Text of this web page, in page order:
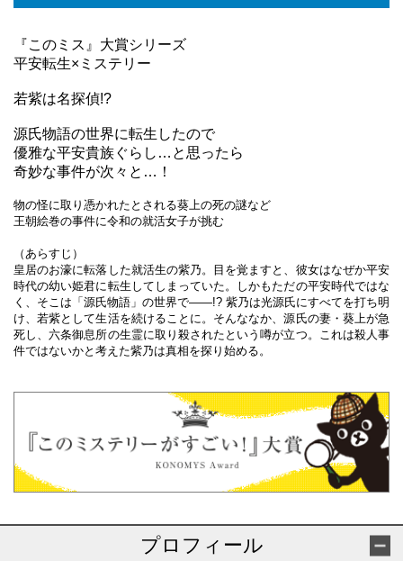
『このミス』大賞シリーズ
平安転生×ミステリー
若紫は名探偵!?
源氏物語の世界に転生したので
優雅な平安貴族ぐらし…と思ったら
奇妙な事件が次々と…！
物の怪に取り憑かれたとされる葵上の死の謎など
王朝絵巻の事件に令和の就活女子が挑む
（あらすじ）
皇居のお濠に転落した就活生の紫乃。目を覚ますと、彼女はなぜか平安
時代の幼い姫君に転生してしまっていた。しかもただの平安時代ではな
く、そこは「源氏物語」の世界で――!? 紫乃は光源氏にすべてを打ち明
け、若紫として生活を続けることに。そんななか、源氏の妻・葵上が急
死し、六条御息所の生霊に取り殺されたという噂が立つ。これは殺人事
件ではないかと考えた紫乃は真相を探り始める。
プロフィール